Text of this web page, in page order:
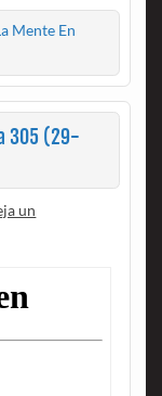
Mente En
305 (29-
un